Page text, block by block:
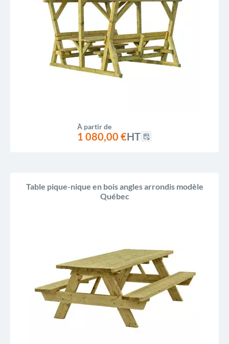
À partir de
1 080,00 €HT
Table pique-nique en bois angles arrondis modèle
Québec